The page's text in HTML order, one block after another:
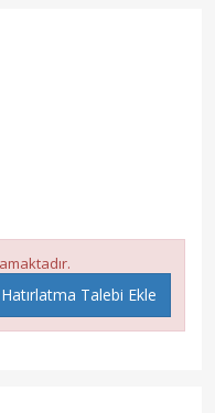
Hatırlatma Talebi Ekle